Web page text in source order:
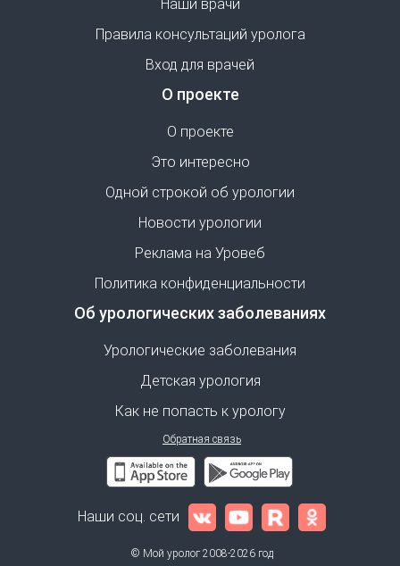
Наши врачи
Правила консультаций уролога
Вход для врачей
О проекте
О проекте
Это интересно
Одной строкой об урологии
Новости урологии
Реклама на Уровеб
Политика конфиденциальности
Об урологических заболеваниях
Урологические заболевания
Детская урология
Как не попасть к урологу
Обратная связь
Наши соц. сети
© Мой уролог 2008-2026 год